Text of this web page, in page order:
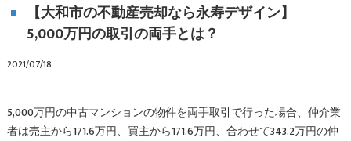
【大和市の不動産売却なら永寿デザイン】
5,000万円の取引の両手とは？
2021/07/18
5,000万円の中古マンションの物件を両手取引で行った場合、仲介業
者は売主から171.6万円、買主から171.6万円、合わせて343.2万円の仲